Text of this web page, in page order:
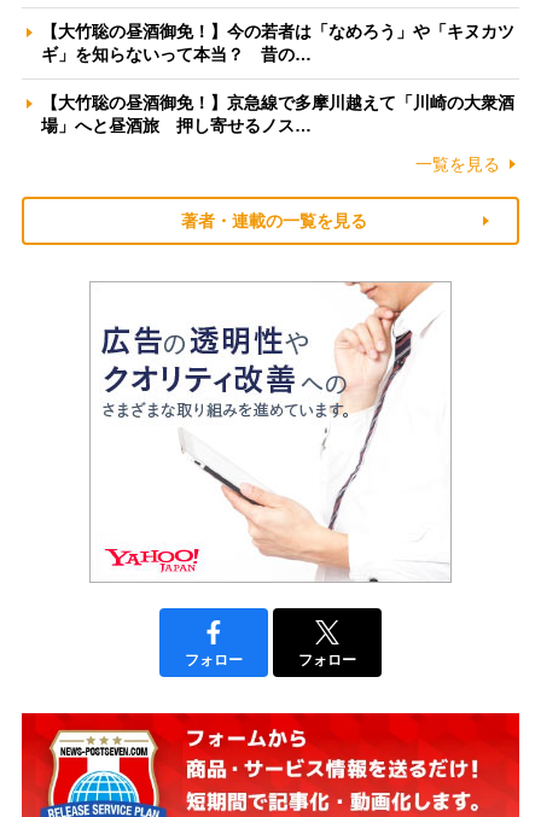
【大竹聡の昼酒御免！】今の若者は「なめろう」や「キヌカツ
ギ」を知らないって本当？ 昔の…
【大竹聡の昼酒御免！】京急線で多摩川越えて「川崎の大衆酒
場」へと昼酒旅 押し寄せるノス…
一覧を見る
著者・連載の一覧を見る
フォロー フォロー